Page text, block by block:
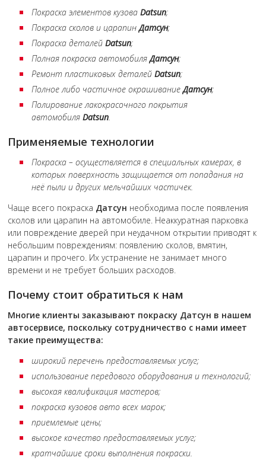
Покраска элементов кузоваDatsun;
Покраска сколов и царапинДатсун;
Покраска деталейDatsun;
Полная покраска автомобиляДатсун;
Ремонт пластиковых деталейDatsun;
Полное либо частичное окрашиваниеДатсун;
Полирование лакокрасочного покрытия
автомобиляDatsun
Применяемые технологии
Покраска – осуществляется в специальных камерах, в
которых поверхность защищается от попадания на
неё пыли и других мельчайших частичек.
Чаще всего покраска Датсун необходима после появления
сколов или царапин на автомобиле. Неаккуратная парковка
или повреждение дверей при неудачном открытии приводят к
небольшим повреждениям: появлению сколов, вмятин,
царапин и прочего. Их устранение не занимает много
времени и не требует больших расходов.
Почему стоит обратиться к нам
Многие клиенты заказывают покраску Датсун в нашем
автосервисе, поскольку сотрудничество с нами имеет
такие преимущества:
широкий перечень предоставляемых услуг;
использование передового оборудования и технологий;
высокая квалификация мастеров;
покраска кузовов авто всех марок;
приемлемые цены;
высокое качество предоставляемых услуг;
кратчайшие сроки выполнения покраски.